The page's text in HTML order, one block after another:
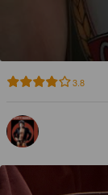
3.8